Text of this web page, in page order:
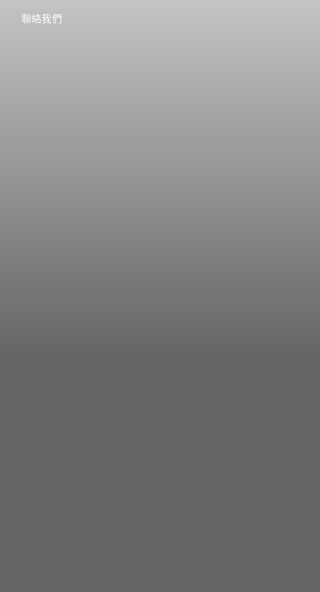
聯絡我們